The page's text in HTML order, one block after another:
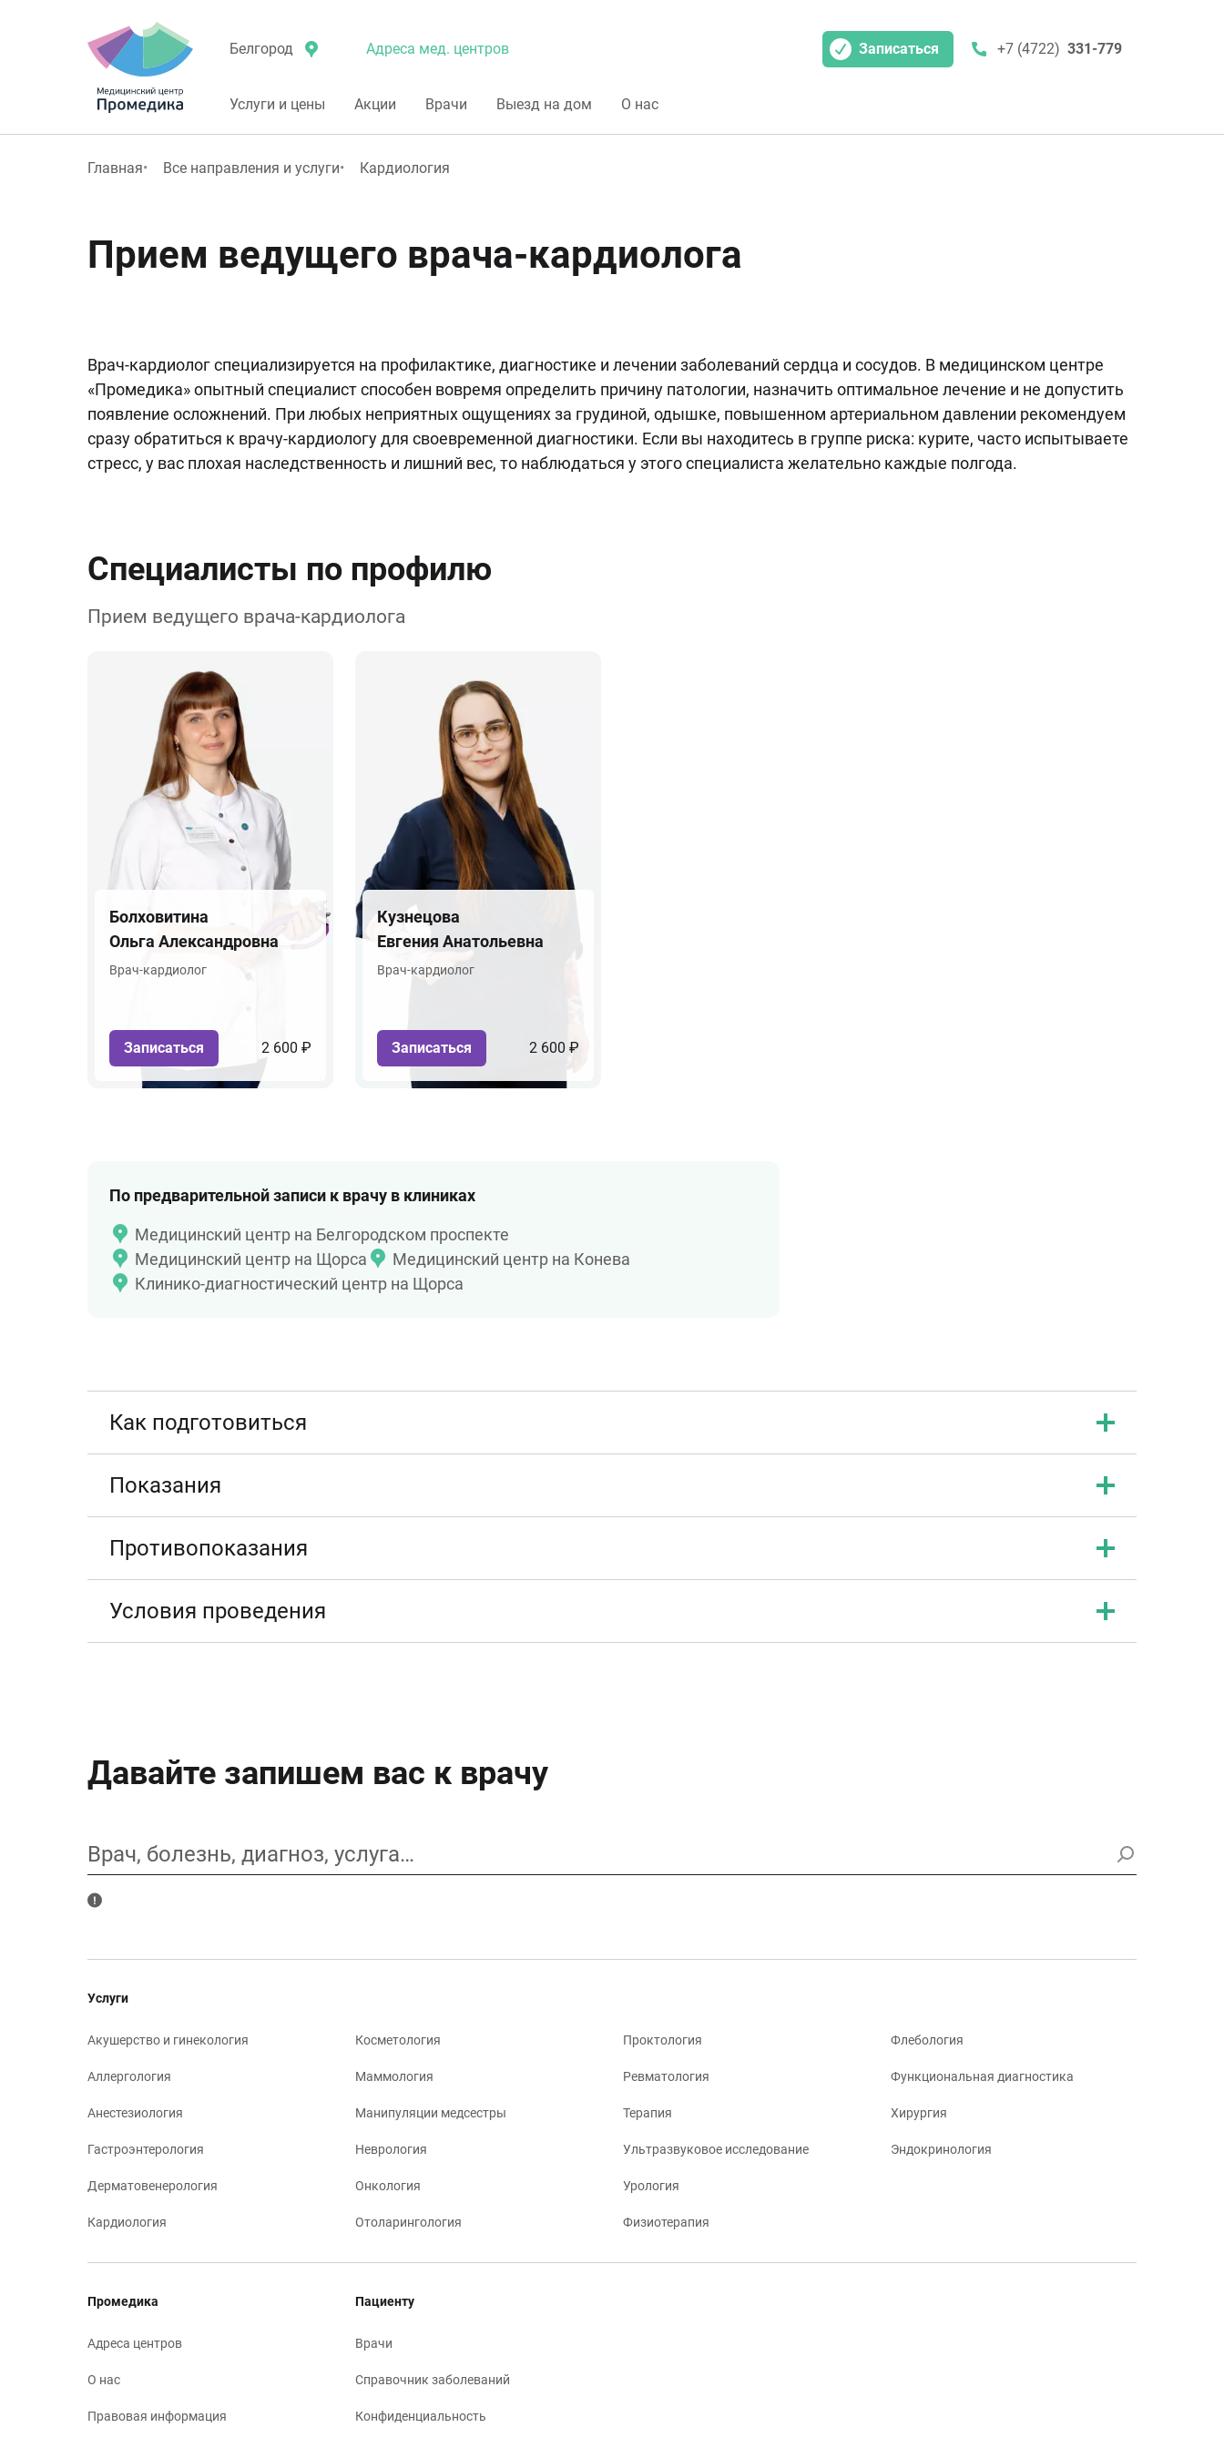
Белгород Адреса мед. центров Записаться +7 (4722) 331-779
Услуги и цены Акции Врачи Выезд на дом О нас
Главная Все направления и услуги Кардиология
Прием ведущего врача-кардиолога
Врач-кардиолог специализируется на профилактике, диагностике и лечении заболеваний сердца и сосудов. В медицинском центре
«Промедика» опытный специалист способен вовремя определить причину патологии, назначить оптимальное лечение и не допустить
появление осложнений. При любых неприятных ощущениях за грудиной, одышке, повышенном артериальном давлении рекомендуем
сразу обратиться к врачу-кардиологу для своевременной диагностики. Если вы находитесь в группе риска: курите, часто испытываете
стресс, у вас плохая наследственность и лишний вес, то наблюдаться у этого специалиста желательно каждые полгода.
Специалисты по профилю
Прием ведущего врача-кардиолога
Болховитина
Ольга Александровна
Врач-кардиолог
Записаться 2 600 ₽
Кузнецова
Евгения Анатольевна
Врач-кардиолог
Записаться 2 600 ₽
По предварительной записи к врачу в клиниках
Медицинский центр на Белгородском проспекте
Медицинский центр на Щорса
Медицинский центр на Конева
Клинико-диагностический центр на Щорса
Как подготовиться
Показания
Противопоказания
Условия проведения
Давайте запишем вас к врачу
Врач, болезнь, диагноз, услуга…
Услуги
Акушерство и гинекология
Аллергология
Анестезиология
Гастроэнтерология
Дерматовенерология
Кардиология
Косметология
Маммология
Манипуляции медсестры
Неврология
Онкология
Отоларингология
Проктология
Ревматология
Терапия
Ультразвуковое исследование
Урология
Физиотерапия
Флебология
Функциональная диагностика
Хирургия
Эндокринология
Промедика
Адреса центров
О нас
Правовая информация
Пациенту
Врачи
Справочник заболеваний
Конфиденциальность